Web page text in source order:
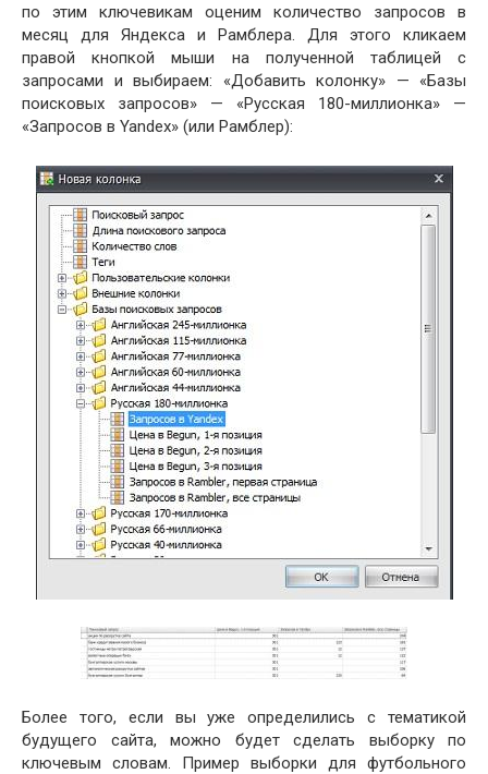
по этим ключевикам оценим количество запросов в
месяц для Яндекса и Рамблера. Для этого кликаем
правой кнопкой мыши на полученной таблицей с
запросами и выбираем: «Добавить колонку» — «Базы
поисковых запросов» — «Русская 180-миллионка» —
«Запросов в Yandex» (или Рамблер):
Более того, если вы уже определились с тематикой
будущего сайта, можно будет сделать выборку по
ключевым словам. Пример выборки для футбольного